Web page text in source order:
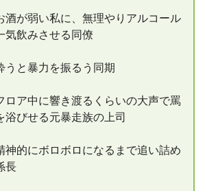
酒が弱い私に、無理やりアルコール
気飲みさせる同僚
うと暴力を振るう同期
ロア中に響き渡るくらいの大声で罵
浴びせる元暴走族の上司
神的にボロボロになるまで追い詰め
長